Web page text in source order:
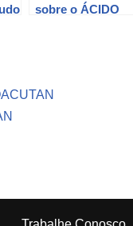
sobre o ÁCIDO